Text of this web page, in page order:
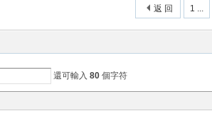
1 ...
返 回
還可輸入80 個字符